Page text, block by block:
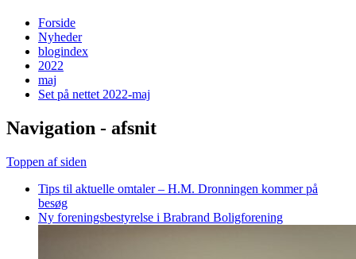
Forside
Nyheder
blogindex
2022
maj
Set på nettet 2022-maj
Navigation - afsnit
Toppen af siden
Tips til aktuelle omtaler – H.M. Dronningen kommer på
besøg
Ny foreningsbestyrelse i Brabrand Boligforening